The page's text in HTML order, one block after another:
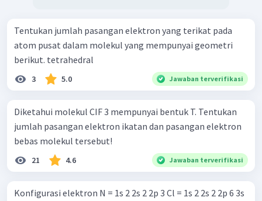
Tentukan jumlah pasangan elektron yang terikat pada
atom pusat dalam molekul yang mempunyai geometri
berikut. tetrahedral
3 5.0 Jawaban terverifikasi
Diketahui molekul CIF 3 mempunyai bentuk T. Tentukan
jumlah pasangan elektron ikatan dan pasangan elektron
bebas molekul tersebut!
21 4.6 Jawaban terverifikasi
Konfigurasi elektron N = 1s 2 2s 2 2p 3 Cl = 1s 2 2s 2 2p 6 3s